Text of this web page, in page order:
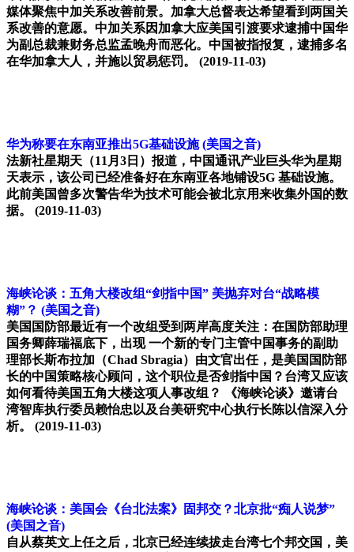
媒体聚焦中加关系改善前景。加拿大总督表达希望看到两国关
系改善的意愿。中加关系因加拿大应美国引渡要求逮捕中国华
为副总裁兼财务总监孟晚舟而恶化。中国被指报复，逮捕多名
在华加拿大人，并施以贸易惩罚。 (2019-11-03)
华为称要在东南亚推出5G基础设施(美国之音)
法新社星期天（11月3日）报道，中国通讯产业巨头华为星期
天表示，该公司已经准备好在东南亚各地铺设5G 基础设施。
此前美国曾多次警告华为技术可能会被北京用来收集外国的数
据。
(2019-11-03)
海峡论谈：五角大楼改组“剑指中国” 美抛弃对台“战略模
糊”？ (美国之音)
美国国防部最近有一个改组受到两岸高度关注：在国防部助理
国务卿薛瑞福底下，出现 一个新的专门主管中国事务的副助
理部长斯布拉加（Chad Sbragia）由文官出任，是美国国防部
长的中国策略核心顾问，这个职位是否剑指中国？台湾又应该
如何看待美国五角大楼这项人事改组？ 《海峡论谈》邀请台
湾智库执行委员赖怡忠以及台美研究中心执行长陈以信深入分
析。
(2019-11-03)
海峡论谈：美国会《台北法案》固邦交？北京批“痴人说梦”
(美国之音)
自从蔡英文上任之后，北京已经连续拔走台湾七个邦交国，美